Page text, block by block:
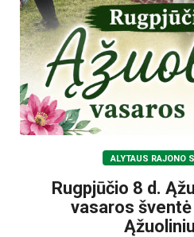
ALYTAUS RAJONO
Rugpjūčio 8 d.
vasaros